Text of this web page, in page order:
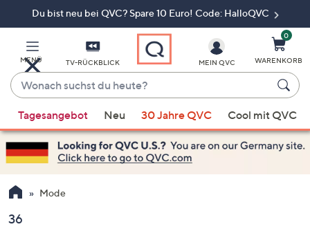
Du bist neu bei QVC? Spare 10 Euro! Code: HalloQVC
MENÜ TV-RÜCKBLICK
Wonach
suchst
du
heute?
Vorschläge
verfügbar
sind,
verwenden
Sie
Pfeiltasten
MEIN QVC
0
WARENKORB
Tagesangebot Neu 30 Jahre QVC Cool mit QVC
Mode
36